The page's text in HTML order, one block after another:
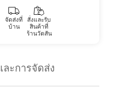
จัดส่งที่
บ้าน
สั่งและรับ
สินค้าที่
ร้านวัตสัน
ละการจัดส่ง